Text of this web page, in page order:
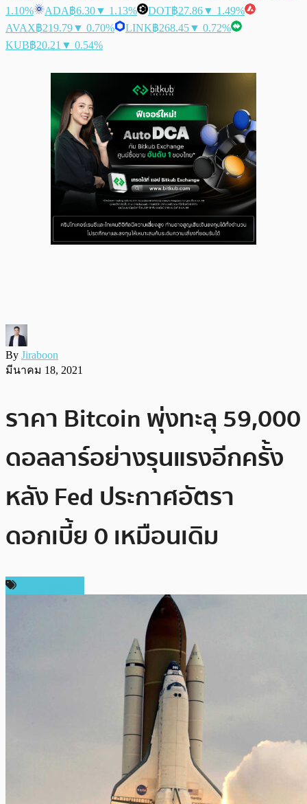
1.10%
ADA฿6.30▼ 1.13% DOT฿27.86▼ 1.49%
AVAX฿219.79▼ 0.70% LINK฿268.45▼ 0.72%
KUB฿20.21 ▼ 0.54%
By Jiraboon
มีนาคม 18, 2021
ราคา Bitcoin พุ่งทะลุ 59,000
ดอลลาร์อย่างรุนแรงอีกครั้ง
หลัง Fed ประกาศอัตรา
ดอกเบี้ย 0 เหมือนเดิม